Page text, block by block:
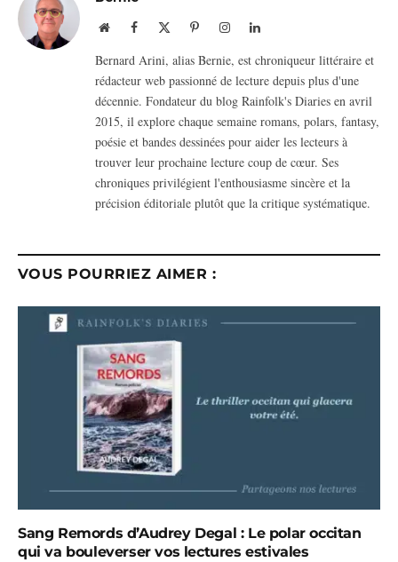
WebsiteFacebook PinterestInstagramLinkedIn
Bernard Arini, alias Bernie, est chroniqueur littéraire et
rédacteur web passionné de lecture depuis plus d'une
décennie. Fondateur du blog Rainfolk's Diaries en avril
2015, il explore chaque semaine romans, polars, fantasy,
poésie et bandes dessinées pour aider les lecteurs à
trouver leur prochaine lecture coup de cœur. Ses
chroniques privilégient l'enthousiasme sincère et la
précision éditoriale plutôt que la critique systématique.
VOUS POURRIEZ AIMER :
Sang Remords d’Audrey Degal : Le polar occitan
qui va bouleverser vos lectures estivales